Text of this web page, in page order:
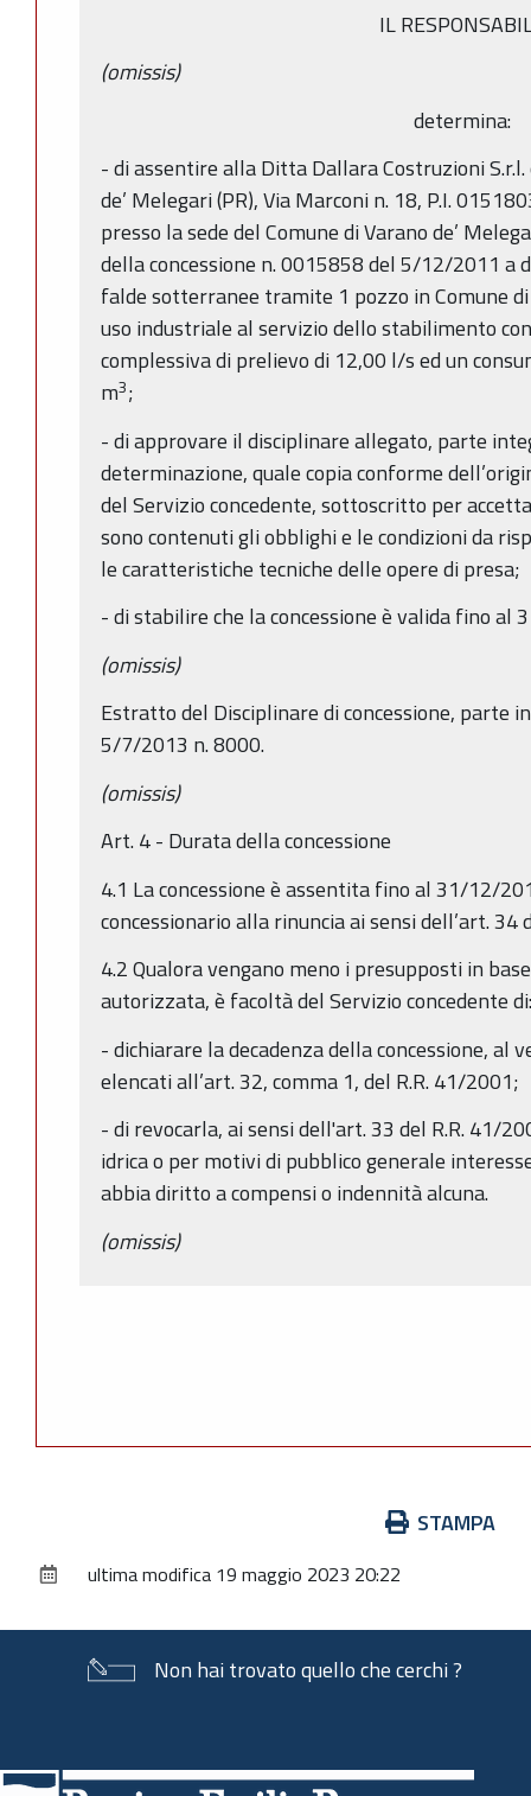
IL
(omissis)
determina:
- di assentire alla Ditta Dallara Costruzioni S.r.l.
de’ Melegari (PR), Via Marconi n. 18, P.I.
presso la sede del Comune di Varano de’
della concessione n. 0015858 del 5/12/2011 a
falde sotterranee tramite 1 pozzo in Comune di
uso industriale al servizio dello stabilimento
complessiva di prelievo di 12,00 l/s ed un
m3;
- di approvare il disciplinare allegato, parte
determinazione, quale copia conforme
del Servizio concedente, sottoscritto per
sono contenuti gli obblighi e le condizioni da
le caratteristiche tecniche delle opere di presa;
- di stabilire che la concessione è valida fino al
(omissis)
Estratto del Disciplinare di concessione, parte
5/7/2013 n. 8000.
(omissis)
Art. 4 - Durata della concessione
4.1 La concessione è assentita fino al 31/12/
concessionario alla rinuncia ai sensi dell’art. 34
4.2 Qualora vengano meno i presupposti in
autorizzata, è facoltà del Servizio concedente di:
- dichiarare la decadenza della concessione, al
elencati all’art. 32, comma 1, del R.R. 41/2001;
- di revocarla, ai sensi dell'art. 33 del R.R. 41/
idrica o per motivi di pubblico generale
abbia diritto a compensi o indennità alcuna.
(omissis)
documento
STAMPA
ultima modifica 19 maggio 2023 20:22
Non hai trovato quello che cerchi ?
di